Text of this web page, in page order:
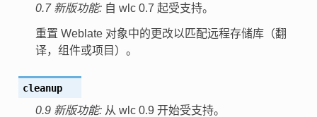
0.7 新版功能: 自 wlc 0.7 起受支持。
重置 Weblate 对象中的更改以匹配远程存储库（翻
译，组件或项目）。
cleanup
0.9 新版功能: 从 wlc 0.9 开始受支持。